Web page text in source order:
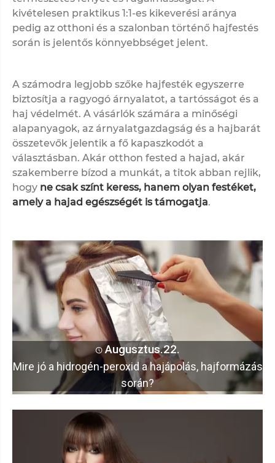
kivételesen praktikus 1:1-es kikeverési aránya
pedig az otthoni és a szalonban történő hajfestés
során is jelentős könnyebbséget jelent.
A számodra legjobb szőke hajfesték egyszerre
biztosítja a ragyogó árnyalatot, a tartósságot és a
haj védelmét. A vásárlók számára a minőségi
alapanyagok, az árnyalatgazdagság és a hajbarát
összetevők jelentik a fő kapaszkodót a
választásban. Akár otthon fested a hajad, akár
szakemberre bízod a munkát, a titok abban rejlik,
hogy ne csak színt keress, hanem olyan festéket,
amely a hajad egészségét is támogatja.
Augusztus.22.
Mire jó a hidrogén-peroxid a hajápolás, hajformázás
során?